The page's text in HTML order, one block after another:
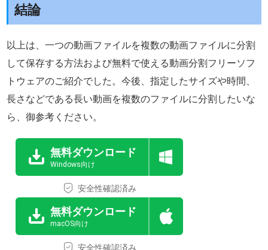
結論
以上は、一つの動画ファイルを複数の動画ファイルに分割
して保存する方法および無料で使える動画分割フリーソフ
トウェアのご紹介でした。今後、指定したサイズや時間、
長さなどである長い動画を複数のファイルに分割したいな
ら、御参考ください。
無料ダウンロード
Windows向け
安全性確認済み
無料ダウンロード
macOS向け
安全性確認済み